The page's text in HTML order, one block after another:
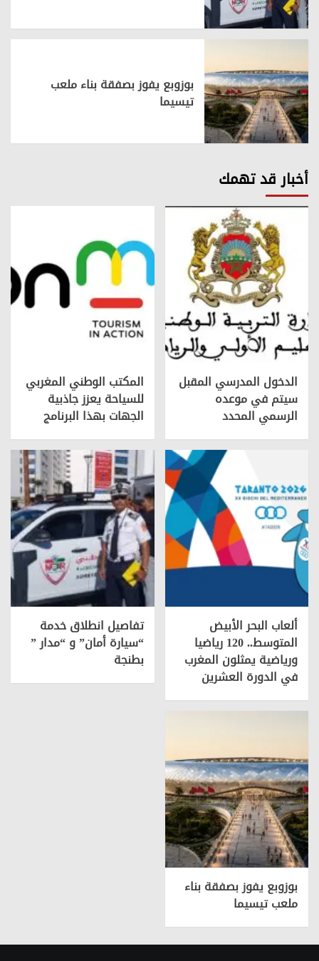
بوزوبع يفوز بصفقة بناء ملعب
تيسيما
أخبار قد تهمك
الدخول المدرسي المقبل
سیتم في موعده
الرسمي المحدد
المكتب الوطني المغربي
للسياحة يعزز جاذبية
الجهات بهذا البرنامج
ألعاب البحر الأبيض
المتوسط.. 120 رياضيا
ورياضية يمثلون المغرب
في الدورة العشرين
تفاصيل انطلاق خدمة
“سيارة أمان” و “مدار ”
بطنجة
بوزوبع يفوز بصفقة بناء
ملعب تيسيما